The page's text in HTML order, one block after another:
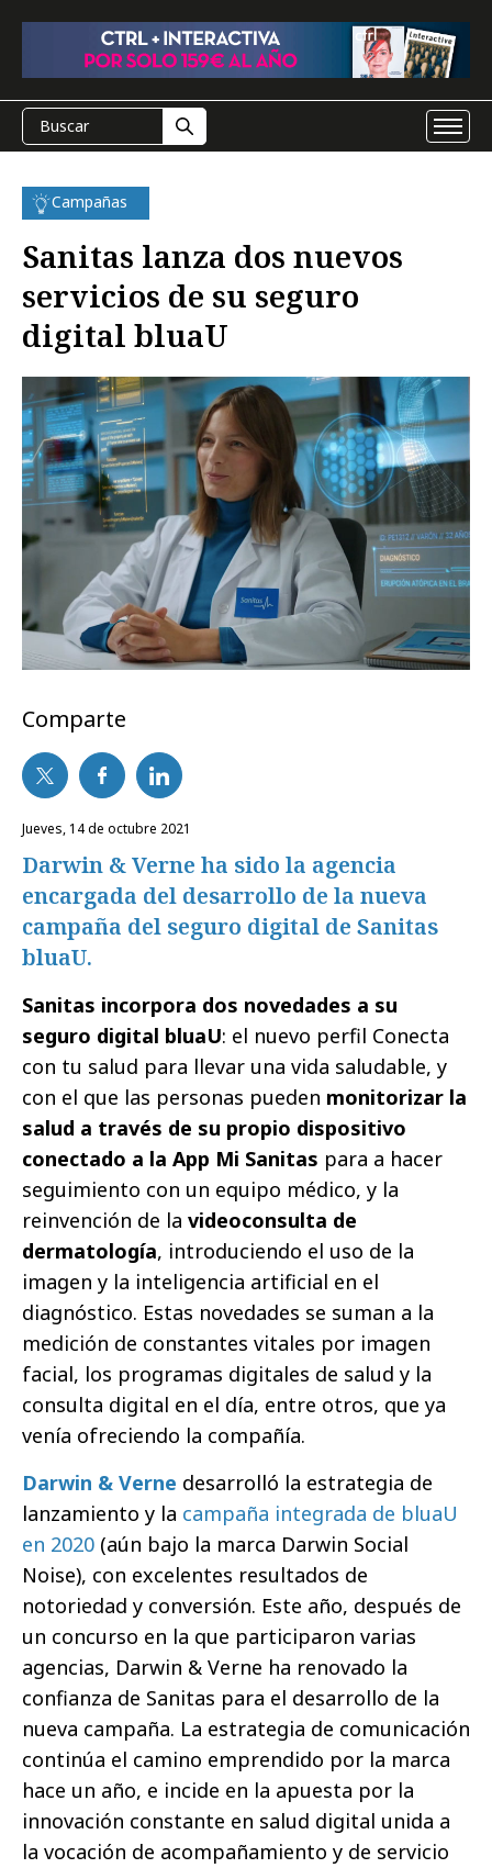
Campañas
Sanitas lanza dos nuevos
servicios de su seguro
digital bluaU
Comparte
jueves, 14 de octubre 2021
Darwin & Verne ha sido la agencia
encargada del desarrollo de la nueva
campaña del seguro digital de Sanitas
bluaU.
Sanitas incorpora dos novedades a su
seguro digital bluaU: el nuevo perfil Conecta
con tu salud para llevar una vida saludable, y
con el que las personas pueden monitorizar la
salud a través de su propio dispositivo
conectado a la App Mi Sanitas para a hacer
seguimiento con un equipo médico, y la
reinvención de la videoconsulta de
dermatología, introduciendo el uso de la
imagen y la inteligencia artificial en el
diagnóstico. Estas novedades se suman a la
medición de constantes vitales por imagen
facial, los programas digitales de salud y la
consulta digital en el día, entre otros, que ya
venía ofreciendo la compañía.
Darwin & Verne desarrolló la estrategia de
lanzamiento y la campaña integrada de bluaU
en 2020 (aún bajo la marca Darwin Social
Noise), con excelentes resultados de
notoriedad y conversión. Este año, después de
un concurso en la que participaron varias
agencias, Darwin & Verne ha renovado la
confianza de Sanitas para el desarrollo de la
nueva campaña. La estrategia de comunicación
continúa el camino emprendido por la marca
hace un año, e incide en la apuesta por la
innovación constante en salud digital unida a
la vocación de acompañamiento y de servicio